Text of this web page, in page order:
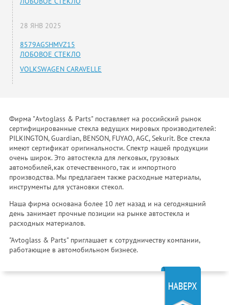
28 ЯНВ 2025
8579AGSHMVZ15
ЛОБОВОЕ СТЕКЛО
VOLKSWAGEN CARAVELLE
Фирма "Avtoglass & Parts" поставляет на российский рынок
сертифицированные стекла ведущих мировых производителей:
PILKINGTON, Guardian, BENSON, FUYAO, AGC, Sekurit. Все стекла
имеют сертификат оригинальности. Спектр нашей продукции
очень широк. Это автостекла для легковых, грузовых
автомобилей,как отечественного, так и импортного
производства. Мы предлагаем также расходные материалы,
инструменты для установки стекол.
Наша фирма основана более 10 лет назад и на сегодняшний
день занимает прочные позиции на рынке автостекла и
расходных материалов.
"Avtoglass & Parts" приглашает к сотрудничеству компании,
работающие в автомобильном бизнесе.